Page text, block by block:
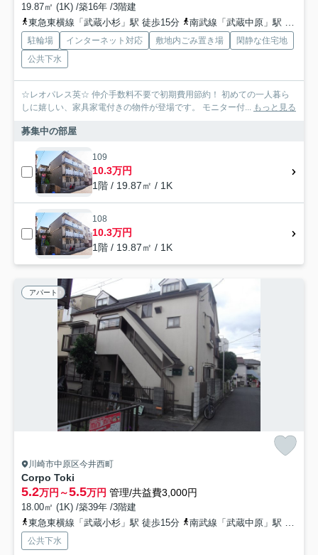
19.87㎡ (1K) /築16年 /3階建
東急東横線「武蔵小杉」駅 徒歩15分
南武線「武蔵中原」駅 徒歩13分
駐輪場 インターネット対応 敷地内ごみ置き場
閑静な住宅地
公共下水
☆レオパレス英☆ 仲介手数料不要で初期費用節約！ 初めての一人暮ら
しに嬉しい、家具家電付きの物件が登場です。 モニター付... もっと見る
募集中の部屋
109
10.3万円
1階 / 19.87㎡ / 1K
108
10.3万円
1階 / 19.87㎡ / 1K
アパート
川崎市中原区今井西町
Corpo Toki
5.2万円～5.5万円 管理/共益費3,000円
18.00㎡ (1K) /築39年 /3階建
東急東横線「武蔵小杉」駅 徒歩15分
南武線「武蔵中原」駅 徒歩12分
公共下水